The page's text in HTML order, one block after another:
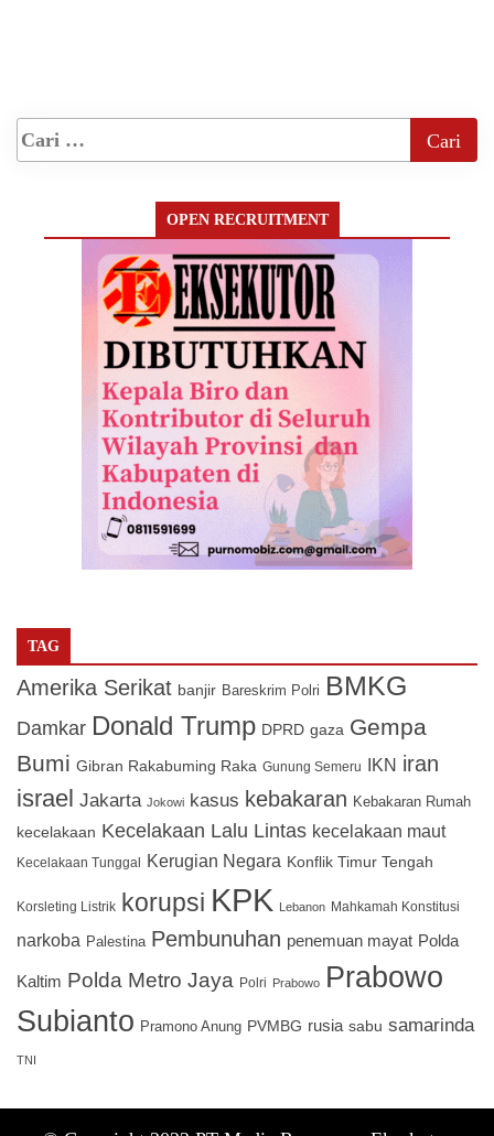
OPEN RECRUITMENT
TAG
Amerika Serikat banjir Bareskrim Polri BMKG
Damkar Donald Trump DPRD gaza Gempa
Bumi Gibran Rakabuming Raka Gunung Semeru IKN iran
israel Jakarta Jokowi kasus kebakaran Kebakaran Rumah
kecelakaan Kecelakaan Lalu Lintas kecelakaan maut
Kecelakaan Tunggal Kerugian Negara Konflik Timur Tengah
Korsleting Listrik korupsi KPK Lebanon Mahkamah Konstitusi
narkoba Palestina Pembunuhan penemuan mayat Polda
Kaltim Polda Metro Jaya Polri Prabowo Prabowo
Subianto Pramono Anung PVMBG rusia sabu samarinda
TNI